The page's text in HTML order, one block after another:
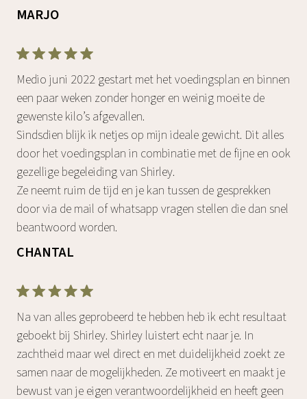
MARJO
Medio juni 2022 gestart met het voedingsplan en binnen
een paar weken zonder honger en weinig moeite de
gewenste kilo’s afgevallen.
Sindsdien blijk ik netjes op mijn ideale gewicht. Dit alles
door het voedingsplan in combinatie met de fijne en ook
gezellige begeleiding van Shirley.
Ze neemt ruim de tijd en je kan tussen de gesprekken
door via de mail of whatsapp vragen stellen die dan snel
beantwoord worden.
CHANTAL
Na van alles geprobeerd te hebben heb ik echt resultaat
geboekt bij Shirley. Shirley luistert echt naar je. In
zachtheid maar wel direct en met duidelijkheid zoekt ze
samen naar de mogelijkheden. Ze motiveert en maakt je
bewust van je eigen verantwoordelijkheid en heeft geen